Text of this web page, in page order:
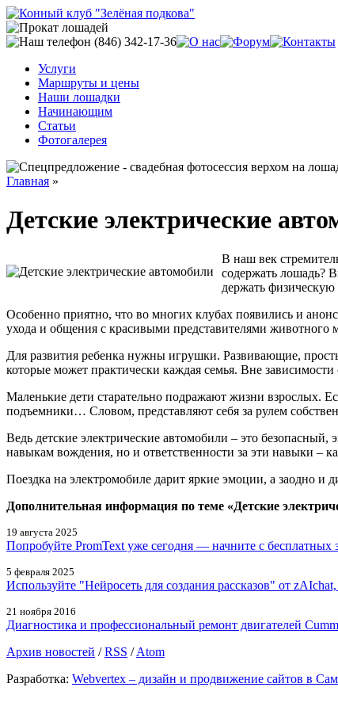
Услуги
Маршруты и цены
Наши лошадки
Начинающим
Статьи
Фотогалерея
Главная »
Детские электрические
В наш век
содержать лошадь?
держать
Особенно приятно, что во многих клубах появились и
ухода и общения с красивыми представителями животного
Для развития ребенка нужны игрушки. Развивающие,
которые может практически каждая семья. Вне
Маленькие дети старательно подражают жизни взрослых.
подъемники… Словом, представляют себя за рулем
Ведь детские электрические автомобили – это
навыкам вождения, но и ответственности за эти навыки –
Поездка на электромобиле дарит яркие эмоции, а заодно и
Дополнительная информация по теме «Детские
19 августа 2025
Попробуйте PromText уже сегодня — начните с бесплатных
5 февраля 2025
Используйте "Нейросеть для создания рассказов" от
21 ноября 2016
Диагностика и профессиональный ремонт двигателей
Архив новостей /RSS /Atom
Разработка: Webvertex – дизайн и продвижение сайтов в